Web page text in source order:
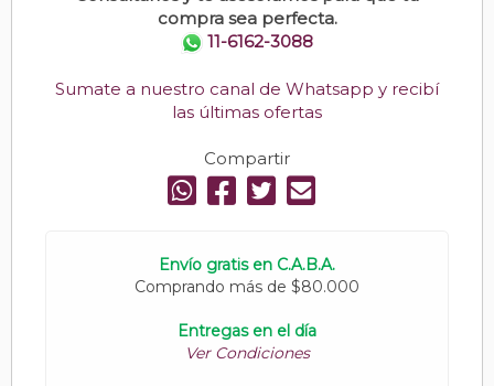
compra sea perfecta.
11-6162-3088
Sumate a nuestro canal de Whatsapp y recibí
las últimas ofertas
Compartir
Envío gratis en C.A.B.A.
Comprando más de $80.000
Entregas en el día
Ver Condiciones